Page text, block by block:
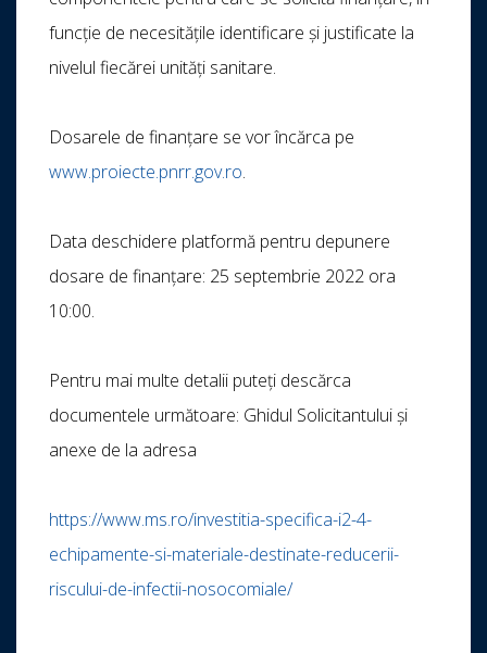
funcție de necesitățile identificare și justificate la
nivelul fiecărei unități sanitare.
Dosarele de finanțare se vor încărca pe
www.proiecte.pnrr.gov.ro.
Data deschidere platformă pentru depunere
dosare de finanțare: 25 septembrie 2022 ora
10:00.
Pentru mai multe detalii puteți descărca
documentele următoare: Ghidul Solicitantului și
anexe de la adresa
https://www.ms.ro/investitia-specifica-i2-4-
echipamente-si-materiale-destinate-reducerii-
riscului-de-infectii-nosocomiale/